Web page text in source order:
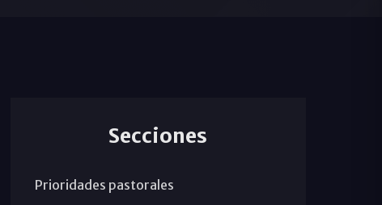
Secciones
Prioridades pastorales